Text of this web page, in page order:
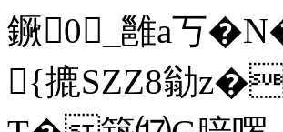
鐝0_雝a丂
{摝SZZ8勜